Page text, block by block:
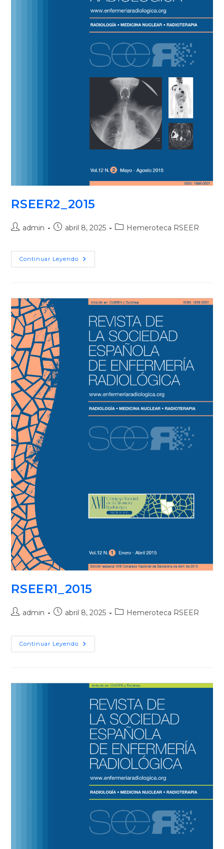
RSEER2_2015
admin abril 8, 2025 Hemeroteca RSEER
Continuar Leyendo
RSEER1_2015
admin abril 8, 2025 Hemeroteca RSEER
Continuar Leyendo